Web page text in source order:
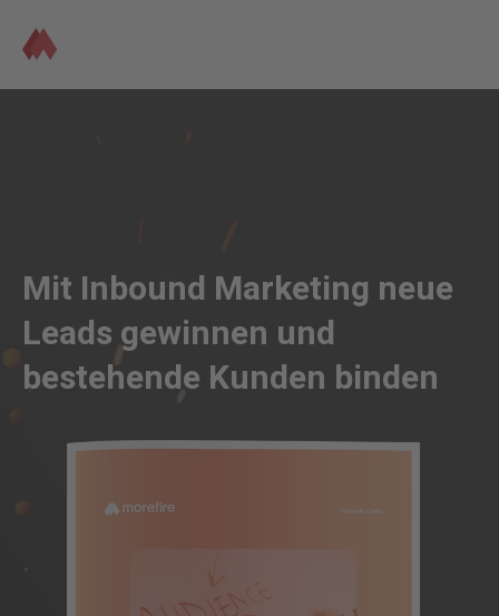
Mit Inbound Marketing neue
Leads gewinnen und
bestehende Kunden binden